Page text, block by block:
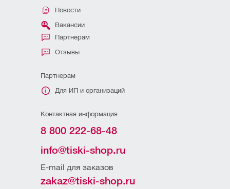
Новости
Вакансии
Партнерам
Отзывы
Партнерам
Для ИП и организаций
Контактная информация
8 800 222-68-48
info@tiski-shop.ru
E-mail для заказов
zakaz@tiski-shop.ru